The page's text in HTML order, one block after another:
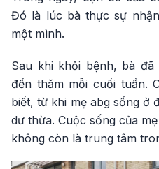
Đó là lúc bà thực sự
một mình.
Sau khi khỏi bệnh, bà
đến thăm mỗi cuối tuần.
biết, từ khi mẹ abg sống ở
dư thừa. Cuộc sống của
không còn là trung tâm